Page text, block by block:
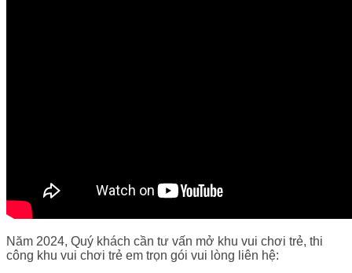
Năm 2024, Quý khách cần tư vấn mở khu vui chơi trẻ, thi
công khu vui chơi trẻ em trọn gói vui lòng liên hệ: